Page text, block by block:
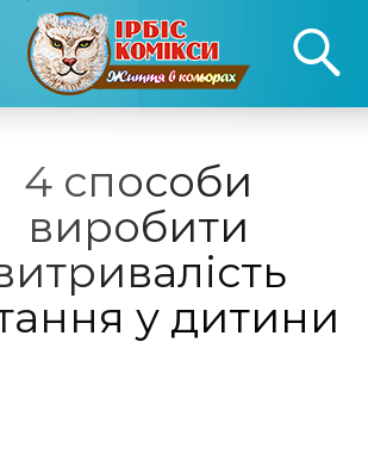
(050) 390-12-12
12-12
4 способи
виробити
у дитини